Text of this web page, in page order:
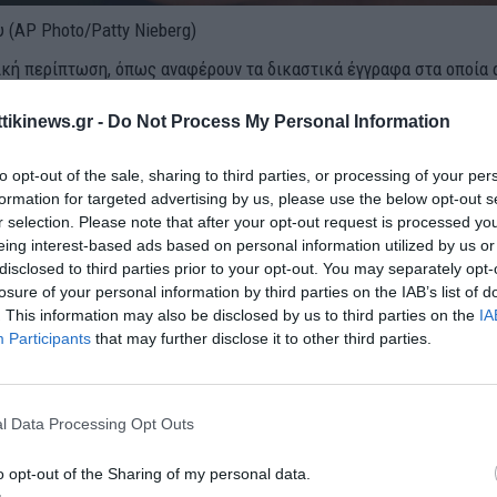
- Do Not Process My Personal Information
opt-out of the sale, sharing to third parties, or processing of your
for targeted advertising by us, please use the below opt-out
selection. Please note that after your opt-out request is processed
interest-based ads based on personal information utilized by us
to third parties prior to your opt-out. You may separately
of your personal information by third parties on the IAB’s list of
This information may also be disclosed by us to third parties on the
Participants that may further disclose it to other third parties.
Data Processing Opt Outs
opt-out of the Sharing of my personal data.
(AP Photo/Patty Nieberg)
περίπτωση, όπως αναφέρουν τα δικαστικά έγγραφα στα οποία
στρατολόγησε έναν παλιό του ομοεθνή γνώριμο που ζούσε στην
του ότι εργαζόταν για μια ομάδα που θα πλήρωνε περίπου
δικαστικά έγγραφα, σε μια ανταλλαγή μηνυμάτων στην
του 2023 οι δύο άνδρες συζήτησαν εάν θα χρησιμοποιήσουν
επίθεση.
περιλαμβάνουν εκατοντάδες σελίδες αποδεικτικών στοιχείων
κατά τη διάρκεια της προανακριτικής έρευνας στην Ελλάδα,
WhatsApp.